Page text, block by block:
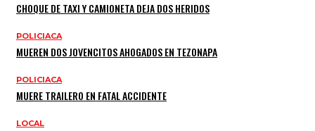
CHOQUE DE TAXI Y CAMIONETA DEJA DOS HERIDOS
POLICIACA
MUEREN DOS JOVENCITOS AHOGADOS EN TEZONAPA
POLICIACA
MUERE TRAILERO EN FATAL ACCIDENTE
LOCAL